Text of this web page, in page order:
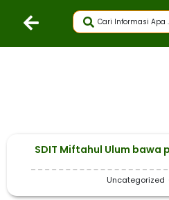
SDIT Miftahul Ulum bawa
Uncategorized